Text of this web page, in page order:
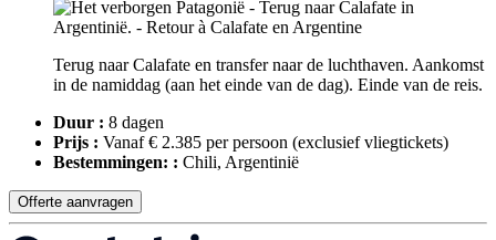
Terug naar Calafate en transfer naar de luchthaven. Aankomst
in de namiddag (aan het einde van de dag). Einde van de reis.
Duur : 8 dagen
Prijs : Vanaf € 2.385 per persoon (exclusief vliegtickets)
Bestemmingen: : Chili, Argentinië
Offerte aanvragen